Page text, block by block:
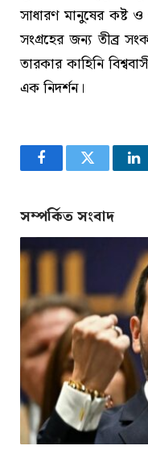
সাধারণ মানুষের কষ্ট
সংগ্রহের জন্য তীব্র
তারকার কাহিনি
এক নিদর্শন।
FacebookTwitter
সম্পর্কিত সংবাদ